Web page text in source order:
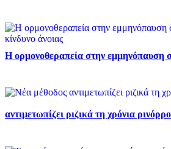
Η ορμονοθεραπεία στην εμμηνόπαυση
αντιμετωπίζει ριζικά τη χρόνια